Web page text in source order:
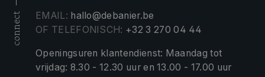
connect
EMAIL: hallo@debanier.be
OF TELEFONISCH: +32 3 270 04 44
Openingsuren klantendienst: Maandag tot
vrijdag: 8.30 - 12.30 uur en 13.00 - 17.00 uur